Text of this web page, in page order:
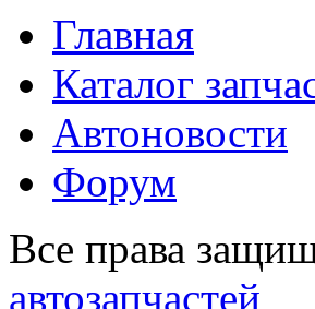
Главная
Каталог
Автоновости
Форум
Все права
автозапчастей